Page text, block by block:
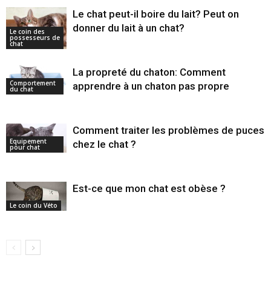
Le coin des
possesseurs de
chat
Le chat peut-il boire du lait? Peut on
donner du lait à un chat?
Comportement
du chat
La propreté du chaton: Comment
apprendre à un chaton pas propre
Equipement
pour chat
Comment traiter les problèmes de puces
chez le chat ?
Le coin du Véto
Est-ce que mon chat est obèse ?